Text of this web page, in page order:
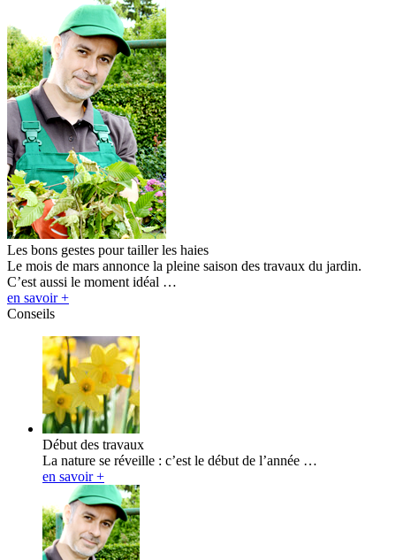
Les bons gestes pour tailler les haies
Le mois de mars annonce la pleine saison des travaux du jardin.
C’est aussi le moment idéal …
en savoir +
Conseils
Début des travaux
La nature se réveille : c’est le début de l’année …
en savoir +